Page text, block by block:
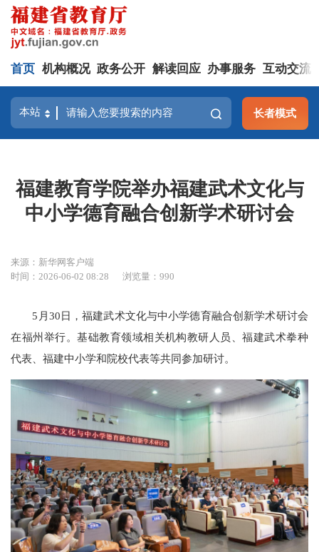
首页 机构概况 政务公开 解读回应 办事服务 互动交流
长者模式
福建教育学院举办福建武术文化与
中小学德育融合创新学术研讨会
来源：新华网客户端
时间：2026-06-02 08:28
浏览量：990
5月30日，福建武术文化与中小学德育融合创新学术研讨会
在福州举行。基础教育领域相关机构教研人员、福建武术拳种
代表、福建中小学和院校代表等共同参加研讨。